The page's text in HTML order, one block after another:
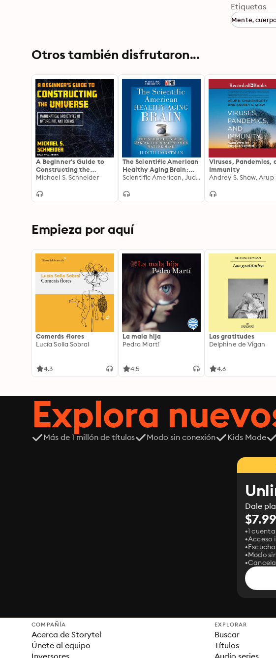
Etiquetas
Mente,
Otros también disfrutaron...
A Beginner's Guide to
Constructing the
Universe: Mathematical
Art, and Science
Michael S. Schneider
The Scientific American
Healthy Aging Brain:
The Neuroscience of
Mature Mind
Scientific American, Judith Horstman
Viruses, Pandemics,
Immunity
Empieza por aquí
Comerás flores
Lucía Solla Sobral
4.3
La mala hija
Pedro Martí
4.5
Las gratitudes
Delphine de Vigan
4.6
Explora
Más de 1 millón de títulos Modo sin conexión Kids Mode
Dale
$7.99
1 cuenta
Acceso
Modo
COMPAÑÍA
Acerca de Storytel
Únete al equipo
Inversores
EXPLORAR
Buscar
Títulos
Audio series